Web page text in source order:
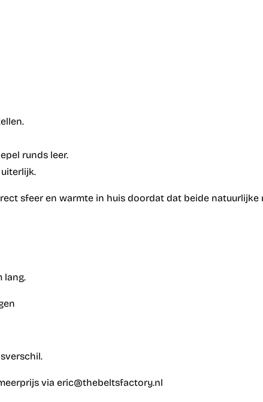
runds leer.
sfeer en warmte in huis doordat dat beide natuurlijke
lang.
via eric@thebeltsfactory.nl